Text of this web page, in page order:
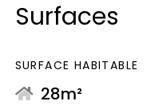
Surfaces
SURFACE HABITABLE
28m²